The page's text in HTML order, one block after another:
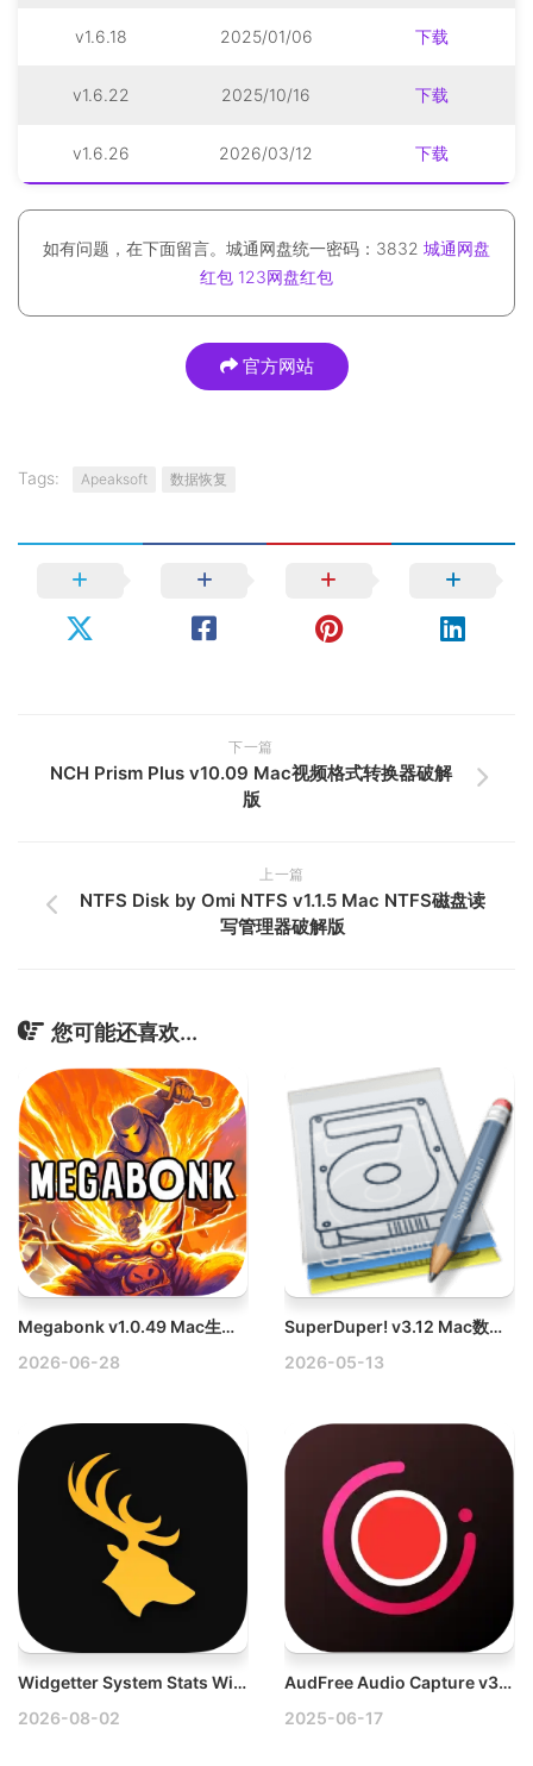
v1.6.18 2025/01/06 下载
v1.6.22 2025/10/16 下载
v1.6.26 2026/03/12 下载
如有问题，在下面留言。城通网盘统一密码：3832 城通网盘
红包 123网盘红包
官方网站
Tags: Apeaksoft 数据恢复
下一篇
NCH Prism Plus v10.09 Mac视频格式转换器破解
版
上一篇
NTFS Disk by Omi NTFS v1.1.5 Mac NTFS磁盘读
写管理器破解版
您可能还喜欢...
Megabonk v1.0.49 Mac生存动作游戏
2026-06-28
SuperDuper! v3.12 Mac数据恢复备份工具
2026-05-13
Widgetter System Stats Widgets v2.5.0 Mac桌面小工具应用破解版
2026-08-02
AudFree Audio Capture v3.6.0 Mac强大的音频录制软件破解版
2025-06-17